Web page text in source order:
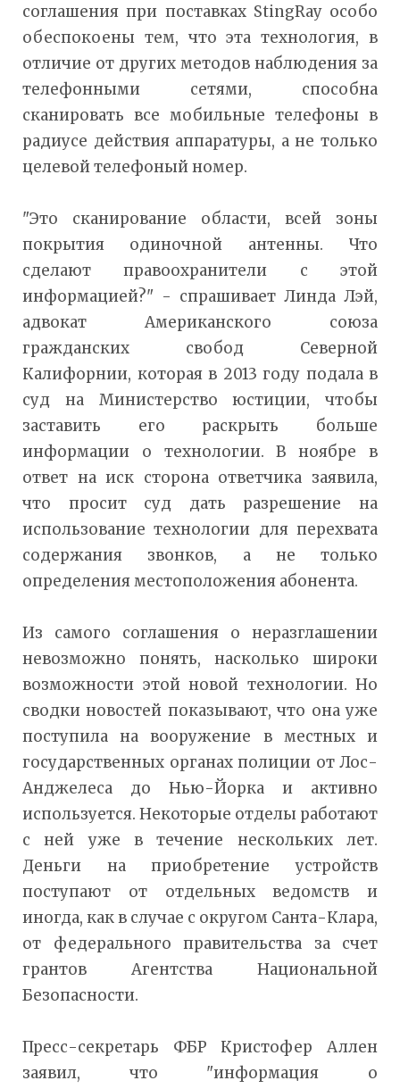
соглашения при поставках StingRay особо
обеспокоены тем, что эта технология, в
отличие от других методов наблюдения за
телефонными сетями, способна
сканировать все мобильные телефоны в
радиусе действия аппаратуры, а не только
целевой телефоный номер.
"Это сканирование области, всей зоны
покрытия одиночной антенны. Что
сделают правоохранители с этой
информацией?" - спрашивает Линда Лэй,
адвокат Американского союза
гражданских свобод Северной
Калифорнии, которая в 2013 году подала в
суд на Министерство юстиции, чтобы
заставить его раскрыть больше
информации о технологии. В ноябре в
ответ на иск сторона ответчика заявила,
что просит суд дать разрешение на
использование технологии для перехвата
содержания звонков, а не только
определения местоположения абонента.
Из самого соглашения о неразглашении
невозможно понять, насколько широки
возможности этой новой технологии. Но
сводки новостей показывают, что она уже
поступила на вооружение в местных и
государственных органах полиции от Лос-
Анджелеса до Нью-Йорка и активно
используется. Некоторые отделы работают
с ней уже в течение нескольких лет.
Деньги на приобретение устройств
поступают от отдельных ведомств и
иногда, как в случае с округом Санта-Клара,
от федерального правительства за счет
грантов Агентства Национальной
Безопасности.
Пресс-секретарь ФБР Кристофер Аллен
заявил, что "информация о